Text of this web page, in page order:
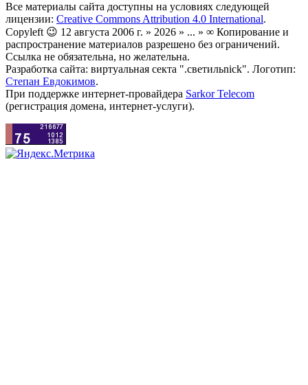
Все материалы сайта доступны на условиях следующей
лицензии: Creative Commons Attribution 4.0 International.
Copyleft 😉 12 августа 2006 г. » 2026 » ... » ∞ Копирование и
распространение материалов разрешено без ограничений.
Ссылка не обязательна, но желательна.
Разработка сайта: виртуальная секта ".светильnick". Логотип:
Степан Евдокимов.
При поддержке интернет-провайдера Sarkor Telecom
(регистрация домена, интернет-услуги).